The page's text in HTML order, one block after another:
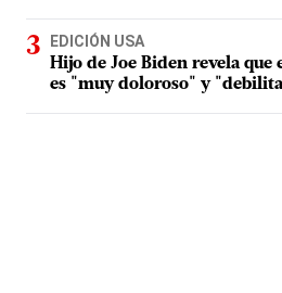
EDICIÓN USA
Hijo de Joe Biden revela que
es "muy doloroso" y